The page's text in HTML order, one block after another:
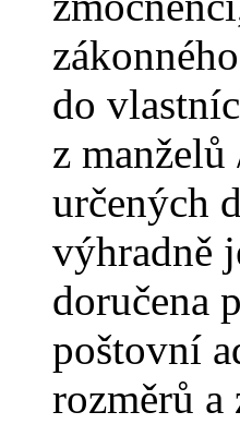
do
z
určených
výhradně
doručena
poštovní
rozměrů